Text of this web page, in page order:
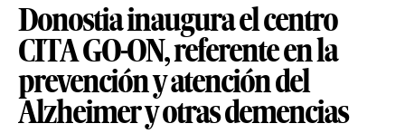
Donostia inaugura el centro
CITA GO-ON, referente en la
prevención y atención del
Alzheimer y otras demencias